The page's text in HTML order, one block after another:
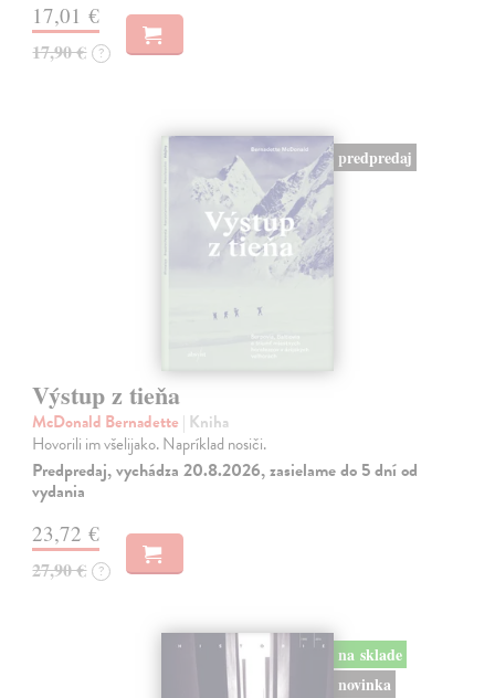
17,01 €
17,90 € ?
predpredaj
Výstup z tieňa
McDonald Bernadette | Kniha
Hovorili im všelijako. Napríklad nosiči.
Predpredaj, vychádza 20.8.2026, zasielame do 5 dní od
vydania
23,72 €
27,90 € ?
na sklade
novinka